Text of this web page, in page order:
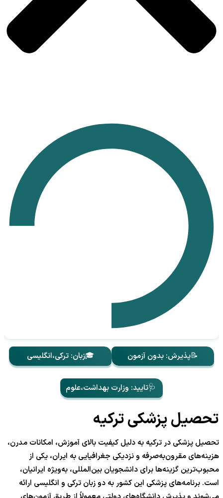
📝پذیرش: بدون آزمون 🎓زبان: ترکی،انگلیسی
🩺تایید: وزارت بهداشت،علوم
تحصیل پزشکی ترکیه
تحصیل پزشکی در ترکیه به دلیل کیفیت بالای آموزش، امکانات مدرن،
هزینه‌های مقرون‌به‌صرفه و نزدیکی جغرافیایی به ایران، یکی از
محبوب‌ترین گزینه‌ها برای دانشجویان بین‌المللی، به‌ویژه ایرانیان،
است. برنامه‌های پزشکی این کشور به دو زبان ترکی و انگلیسی ارائه